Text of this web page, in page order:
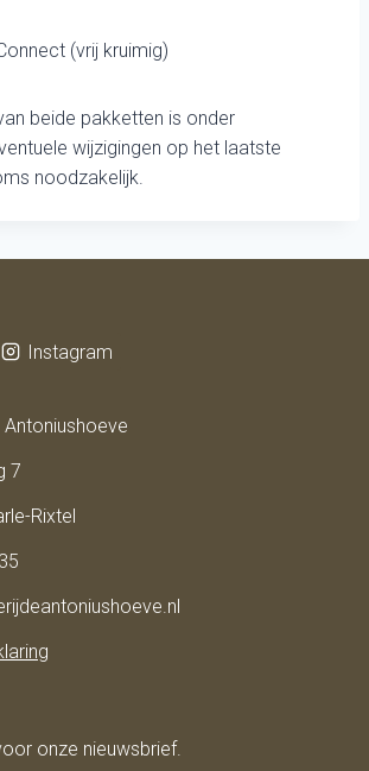
(vrij kruimig)
beide pakketten is onder
wijzigingen op het laatste
noodzakelijk.
Instagram
Antoniushoeve
7
Rixtel
onze nieuwsbrief.